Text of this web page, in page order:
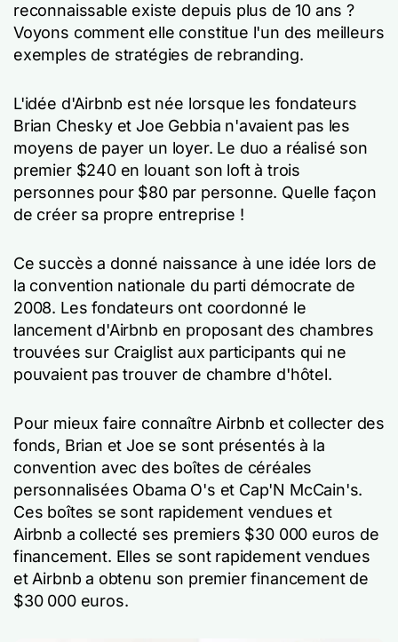
reconnaissable existe depuis plus de 10 ans ?
Voyons comment elle constitue l'un des meilleurs
exemples de stratégies de rebranding.
L'idée d'Airbnb est née lorsque les fondateurs
Brian Chesky et Joe Gebbia n'avaient pas les
moyens de payer un loyer. Le duo a réalisé son
premier $240 en louant son loft à trois
personnes pour $80 par personne. Quelle façon
de créer sa propre entreprise !
Ce succès a donné naissance à une idée lors de
la convention nationale du parti démocrate de
2008. Les fondateurs ont coordonné le
lancement d'Airbnb en proposant des chambres
trouvées sur Craiglist aux participants qui ne
pouvaient pas trouver de chambre d'hôtel.
Pour mieux faire connaître Airbnb et collecter des
fonds, Brian et Joe se sont présentés à la
convention avec des boîtes de céréales
personnalisées Obama O's et Cap'N McCain's.
Ces boîtes se sont rapidement vendues et
Airbnb a collecté ses premiers $30 000 euros de
financement. Elles se sont rapidement vendues
et Airbnb a obtenu son premier financement de
$30 000 euros.